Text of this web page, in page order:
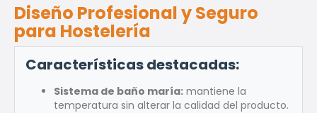
Diseño Profesional y Seguro
para Hostelería
Características destacadas:
Sistema de baño maría: mantiene la
temperatura sin alterar la calidad del producto.